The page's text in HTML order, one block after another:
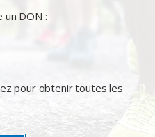
DON :
pour obtenir toutes les